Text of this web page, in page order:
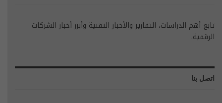
تابع أهم الدراسات، التقارير والأخبار التقنية وأبرز أخبار الشركات
الرقمية.
اتصل بنا